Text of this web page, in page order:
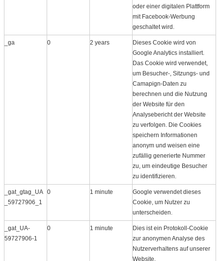
oder einer digitalen Plattform
mit Facebook-Werbung
geschaltet wird.
_ga 0 2 years
Dieses Cookie wird von
Google Analytics installiert.
Das Cookie wird verwendet,
um Besucher-, Sitzungs- und
Camapign-Daten zu
berechnen und die Nutzung
der Website für den
Analysebericht der Website
zu verfolgen. Die Cookies
speichern Informationen
anonym und weisen eine
zufällig generierte Nummer
zu, um eindeutige Besucher
zu identifizieren.
_gat_gtag_UA
_59727906_1
0 1 minute
Google verwendet dieses
Cookie, um Nutzer zu
unterscheiden.
_gat_UA-
59727906-1
0 1 minute
Dies ist ein Protokoll​-Cookie
zur anonymen Analyse des
Nutzerverhaltens auf unserer
Website.